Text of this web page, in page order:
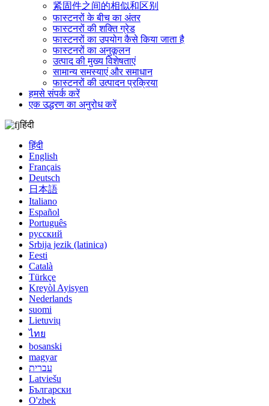
紧固件之间的相似和区别
फास्टनरों के बीच का अंतर
फास्टनरों की शक्ति ग्रेड
फास्टनरों का उपयोग कैसे किया जाता है
फास्टनरों का अनुकूलन
उत्पाद की मुख्य विशेषताएं
सामान्य समस्याएं और समाधान
फास्टनरों की उत्पादन प्रक्रिया
हमसे संपर्क करें
एक उद्धरण का अनुरोध करें
हिंदी
हिंदी
English
Français
Deutsch
日本語
Italiano
Español
Português
русский
Srbija jezik (latinica)
Eesti
Català
Türkçe
Kreyòl Ayisyen
Nederlands
suomi
Lietuvių
ไทย
bosanski
magyar
עברית
Latviešu
Български
O'zbek